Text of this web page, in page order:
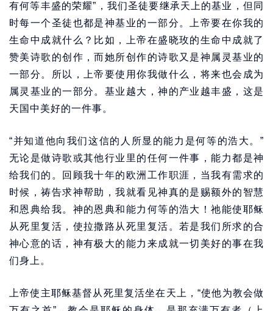
有何等丰盛的荣耀”，我们圣徒要继承天上的基业，但同
时每一个圣徒也都是神基业的一部分。上帝要在你我的
生命中成就什么？比如，上帝在盛晓玫的生命中成就了
赞美诗歌的创作，而她所创作的诗歌又是神属灵基业的
一部分。所以，上帝要使用你我做什么，将来也会成为
属灵基业的一部分。基业越大，神的产业越丰盛，这是
天国中美好的一件事。
“并知道他向我们这信的人所显的能力是何等的浩大。”
无论是做诗歌或其他行业里的任何一件事，能力都是神
给我们的。回顾我十年的欧洲工作职涯，当我有需求的
时候，祷告求神帮助，我就看见神真的是赐额外的智慧
和恩典给我。神的恩典和能力何等的浩大！祂能使耶稣
从死里复活，使拉撒路从死里复活。若是我们所求的合
神心意的话，神有极大的能力来成就一切美好的事在我
们身上。
上帝使主耶稣基督从死里复活坐在天上，“使他为教会做